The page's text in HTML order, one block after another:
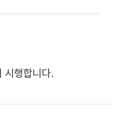
시행합니다.